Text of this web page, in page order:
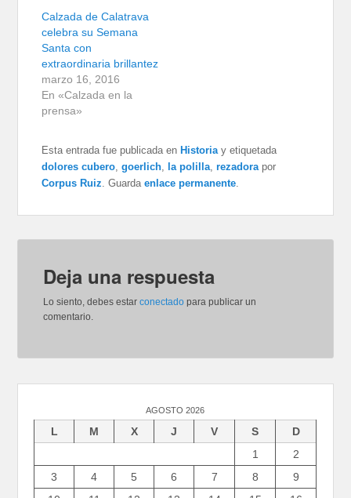
Calzada de Calatrava
celebra su Semana
Santa con
extraordinaria brillantez
marzo 16, 2016
En «Calzada en la
prensa»
Esta entrada fue publicada en Historia y etiquetada
dolores cubero ,goerlich la polilla ,rezadora por
Corpus Ruiz . Guardaenlace permanente
Deja una respuesta
Lo siento, debes estarconectado para publicar un
comentario.
AGOSTO 2026
L M X J V S
D
1
2
3
4 5 6 7 8
9